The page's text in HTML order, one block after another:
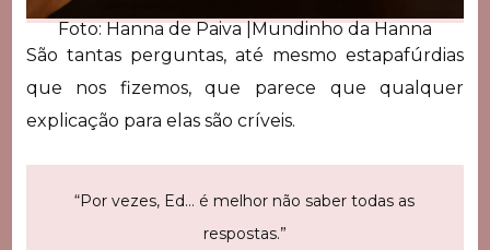
Foto: Hanna de Paiva |Mundinho da Hanna
São tantas perguntas, até mesmo estapafúrdias
que nos fizemos, que parece que qualquer
explicação para elas são críveis.
“Por vezes, Ed… é melhor não saber todas as
respostas.”